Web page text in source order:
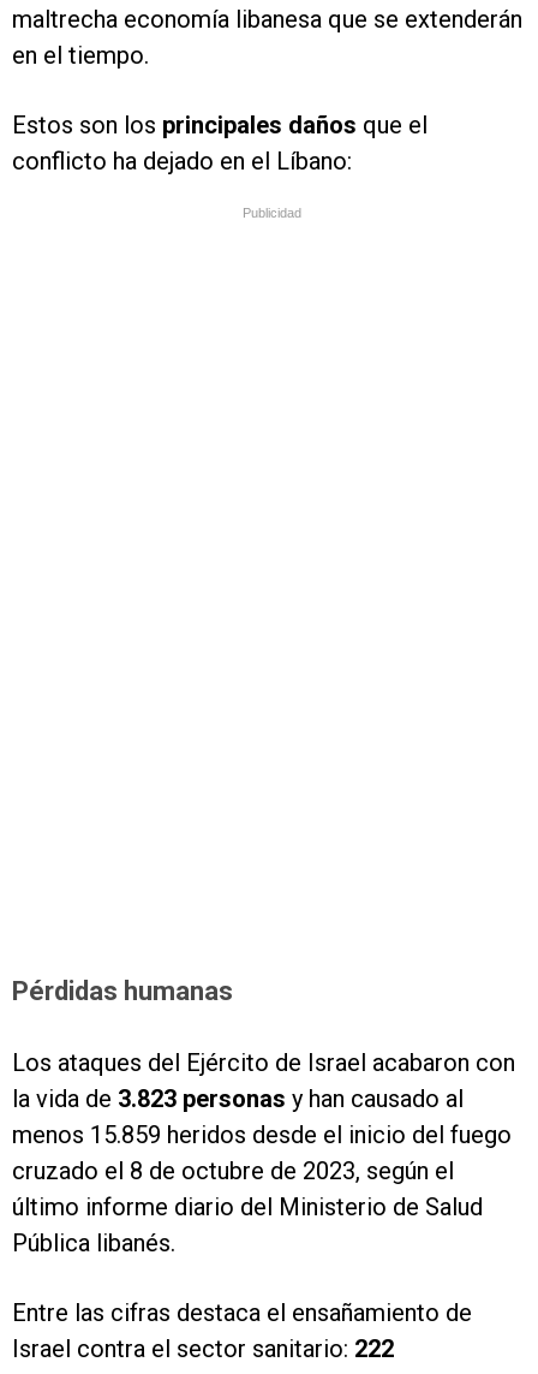
maltrecha economía libanesa que se extenderán
en el tiempo.
Estos son los principales daños que el
conflicto ha dejado en el Líbano:
Publicidad
Pérdidas humanas
Los ataques del Ejército de Israel acabaron con
la vida de 3.823 personas y han causado al
menos 15.859 heridos desde el inicio del fuego
cruzado el 8 de octubre de 2023, según el
último informe diario del Ministerio de Salud
Pública libanés.
Entre las cifras destaca el ensañamiento de
Israel contra el sector sanitario: 222